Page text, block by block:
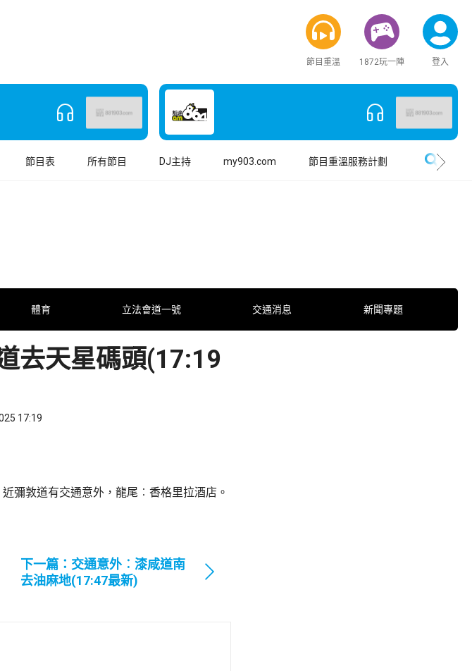
節目重溫 1872玩一陣 登入
節目表 所有節目 DJ主持 my903.com 節目重溫服務計劃
體育 立法會道一號 交通消息 新聞專題
去天星碼頭(17:19
17:19
彌敦道有交通意外，龍尾︰香格里拉酒店。
下一篇：交通意外︰漆咸道南
去油麻地(17:47最新)